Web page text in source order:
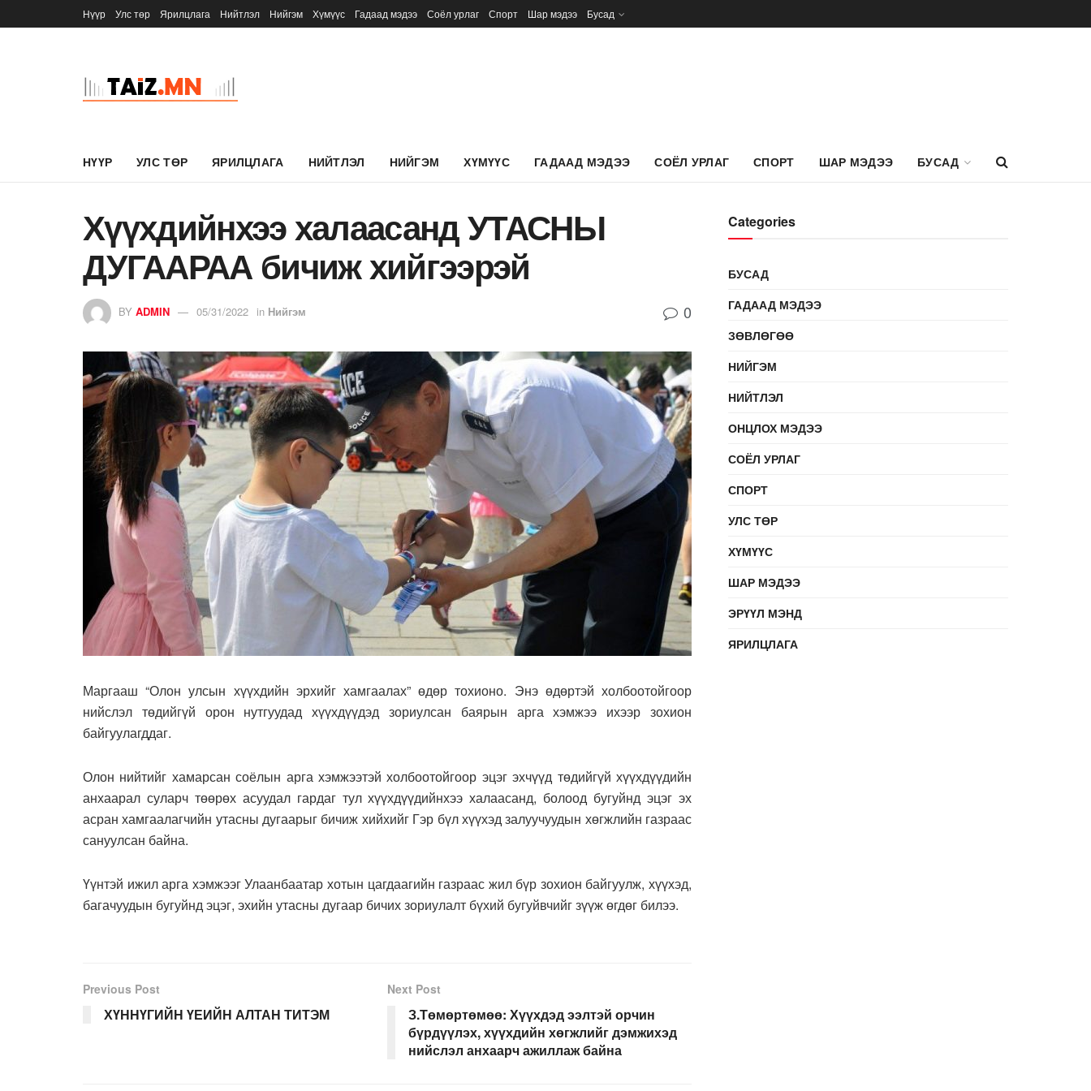
Нүүр Улс төр Ярилцлага Нийтлэл Нийгэм Хүмүүс Гадаад мэдээ Соёл урлаг Спорт Шар мэдээ Бусад
НҮҮР УЛС ТӨР ЯРИЛЦЛАГА НИЙТЛЭЛ НИЙГЭМ ХҮМҮҮС ГАДААД МЭДЭЭ СОЁЛ УРЛАГ СПОРТ ШАР МЭДЭЭ БУСАД
Хүүхдийнхээ халаасанд УТАСНЫ
ДУГААРАА бичиж хийгээрэй
BY ADMIN 05/31/2022 in Нийгэм 0
Маргааш “Олон улсын хүүхдийн эрхийг хамгаалах” өдөр тохионо. Энэ өдөртэй холбоотойгоор
нийслэл төдийгүй орон нутгуудад хүүхдүүдэд зориулсан баярын арга хэмжээ ихээр зохион
байгуулагддаг.
Олон нийтийг хамарсан соёлын арга хэмжээтэй холбоотойгоор эцэг эхчүүд төдийгүй хүүхдүүдийн
анхаарал суларч төөрөх асуудал гардаг тул хүүхдүүдийнхээ халаасанд, болоод бугуйнд эцэг эх
асран хамгаалагчийн утасны дугаарыг бичиж хийхийг Гэр бүл хүүхэд залуучуудын хөгжлийн газраас
сануулсан байна.
Үүнтэй ижил арга хэмжээг Улаанбаатар хотын цагдаагийн газраас жил бүр зохион байгуулж, хүүхэд,
багачуудын бугуйнд эцэг, эхийн утасны дугаар бичих зориулалт бүхий бугуйвчийг зүүж өгдөг билээ.
Previous Post
ХҮННҮГИЙН ҮЕИЙН АЛТАН ТИТЭМ
Next Post
З.Төмөртөмөө: Хүүхдэд ээлтэй орчин
бүрдүүлэх, хүүхдийн хөгжлийг дэмжихэд
нийслэл анхаарч ажиллаж байна
Categories
БУСАД
ГАДААД МЭДЭЭ
ЗӨВЛӨГӨӨ
НИЙГЭМ
НИЙТЛЭЛ
ОНЦЛОХ МЭДЭЭ
СОЁЛ УРЛАГ
СПОРТ
УЛС ТӨР
ХҮМҮҮС
ШАР МЭДЭЭ
ЭРҮҮЛ МЭНД
ЯРИЛЦЛАГА